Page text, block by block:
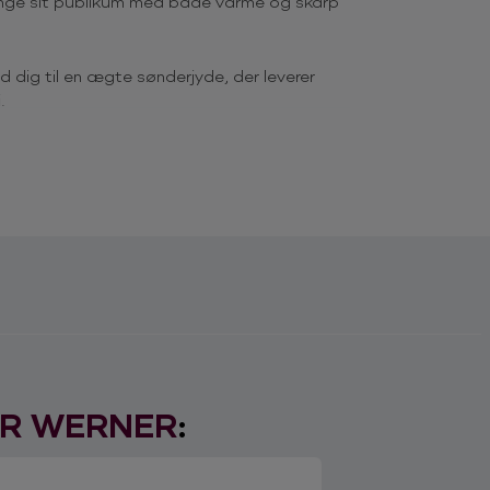
dig til en ægte sønderjyde, der leverer
WERNER: